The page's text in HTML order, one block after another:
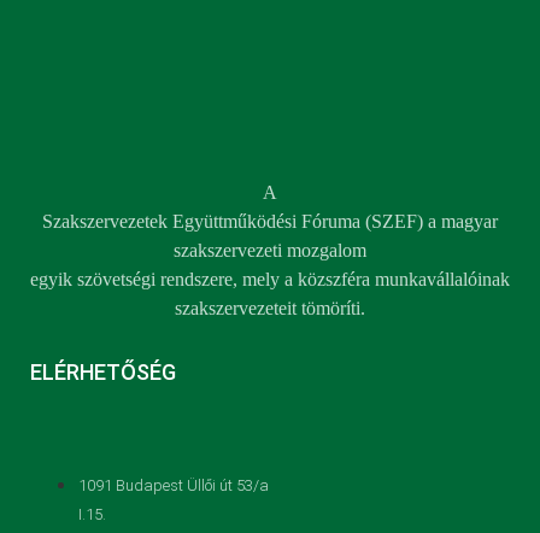
A
Szakszervezetek Együttműködési Fóruma (SZEF) a magyar
szakszervezeti mozgalom
egyik szövetségi rendszere, mely a közszféra munkavállalóinak
szakszervezeteit tömöríti.
ELÉRHETŐSÉG
1091 Budapest Üllői út 53/a
I.15.